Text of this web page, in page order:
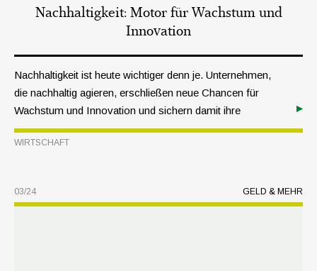
Nachhaltigkeit: Motor für Wachstum und
Innovation
Nachhaltigkeit ist heute wichtiger denn je. Unternehmen,
die nachhaltig agieren, erschließen neue Chancen für
Wachstum und Innovation und sichern damit ihre
Wettbewerbs- und Zukunftsfähigkeit.
WIRTSCHAFT
GELD & MEHR
03/24